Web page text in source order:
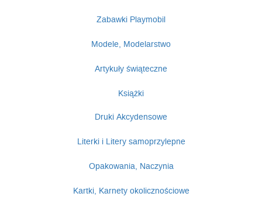
Zabawki Playmobil
Modele, Modelarstwo
Artykuły świąteczne
Książki
Druki Akcydensowe
Literki i Litery samoprzylepne
Opakowania, Naczynia
Kartki, Karnety okolicznościowe